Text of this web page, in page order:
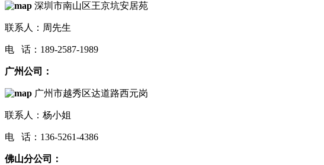
深圳市南山区王京坑安居苑
联系人：周先生
电 话：189-2587-1989
广州公司：
广州市越秀区达道路西元岗
联系人：杨小姐
电 话：136-5261-4386
佛山分公司：